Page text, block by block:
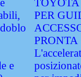
e
PER
PRONTA